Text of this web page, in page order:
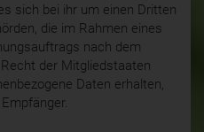
sich bei ihr um einen Dritten
die im Rahmen eines
nach dem
der Mitgliedstaaten
Daten erhalten,